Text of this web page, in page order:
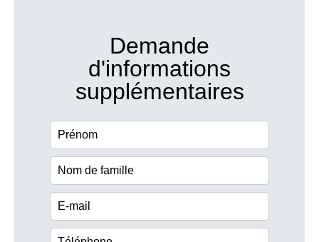
Demande
d'informations
supplémentaires